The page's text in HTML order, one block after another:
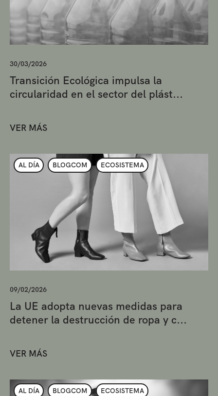
30/03/2026
Transición Ecológica impulsa la
circularidad en el sector del plást...
VER MÁS
AL DÍA BLOGCOM ECOSISTEMA
09/02/2026
La UE adopta nuevas medidas para
detener la destrucción de ropa y c...
VER MÁS
AL DÍA BLOGCOM ECOSISTEMA